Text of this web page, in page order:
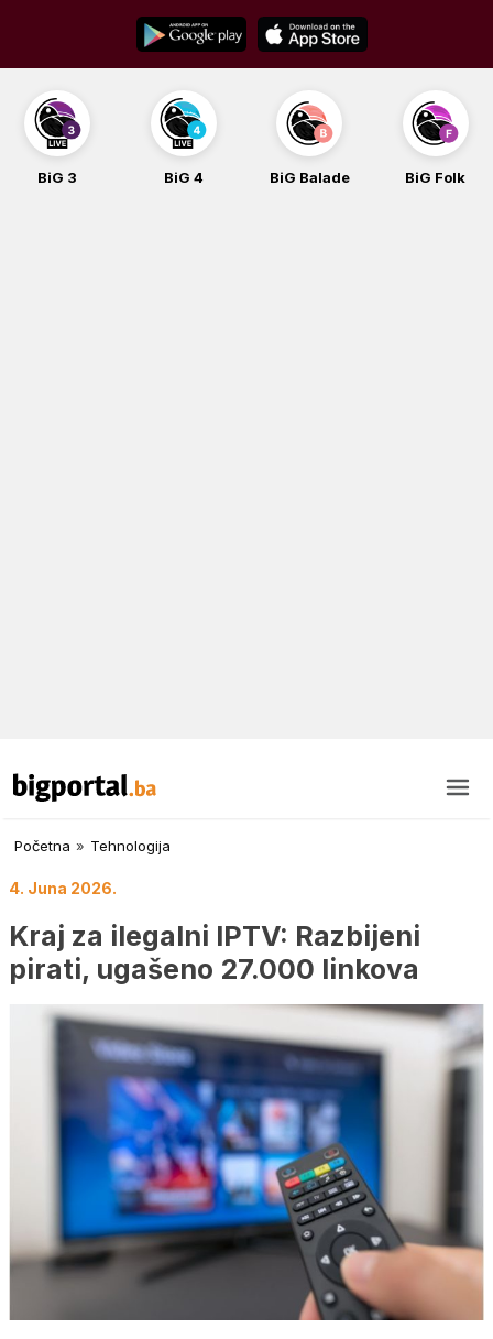
content
BiG Balade BiG Folk
Početna » Tehnologija
4. Juna 2026.
Kraj za ilegalni IPTV: Razbijeni
pirati, ugašeno 27.000 linkova